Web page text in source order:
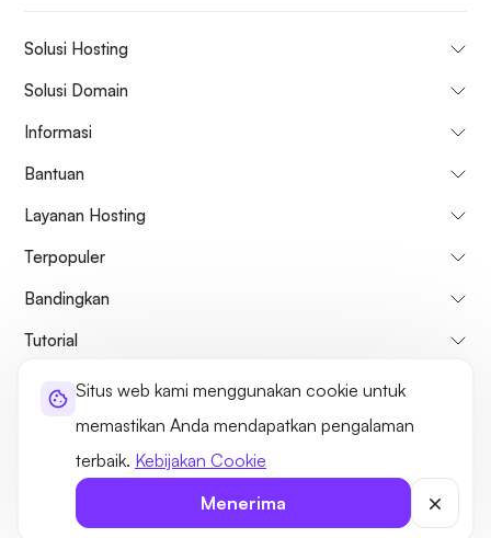
Situs web kami menggunakan cookie untuk
memastikan Anda mendapatkan pengalaman
terbaik. Kebijakan Cookie
Menerima
Solusi Hosting
Solusi Domain
Informasi
Bantuan
Layanan Hosting
Terpopuler
Bandingkan
Tutorial
Tentang kami
Syarat dan ketentuanKebijakan pribadiHukumSitemap
©2026 UltaHost - Seluruh hak cipta